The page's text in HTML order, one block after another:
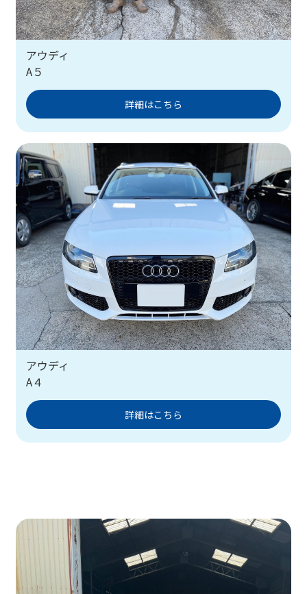
アウディ
A５
詳細はこちら
アウディ
A４
詳細はこちら